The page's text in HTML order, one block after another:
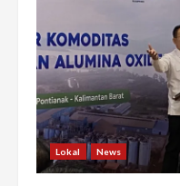
Lokal News